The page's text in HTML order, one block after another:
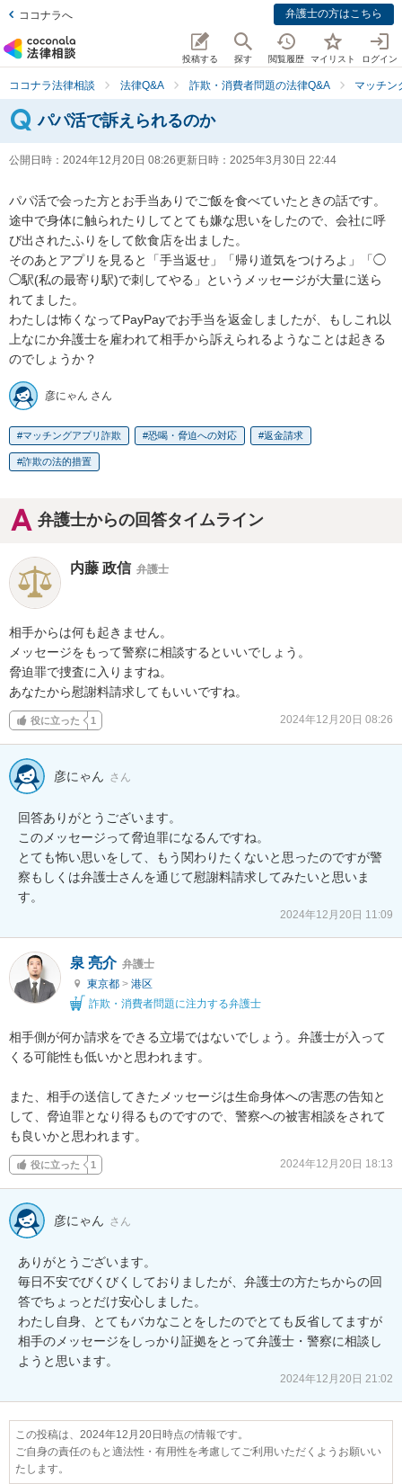
ココナラへ 弁護士の方はこちら
投稿する 探す 閲覧履歴 マイリスト ログイン
ココナラ法律相談 法律Q&A 詐欺・消費者問題の法律Q&A マッチン
パパ活で訴えられるのか
公開日時： 2024年12月20日 08:26更新日時： 2025年3月30日 22:44
パパ活で会った方とお手当ありでご飯を食べていたときの話です。
途中で身体に触られたりしてとても嫌な思いをしたので、会社に呼
び出されたふりをして飲食店を出ました。
そのあとアプリを見ると「手当返せ」「帰り道気をつけろよ」「◯
◯駅(私の最寄り駅)で刺してやる」というメッセージが大量に送ら
れてました。
わたしは怖くなってPayPayでお手当を返金しましたが、もしこれ以
上なにか弁護士を雇われて相手から訴えられるようなことは起きる
のでしょうか？
彦にゃん さん
マッチングアプリ詐欺 恐喝・脅迫への対応 返金請求
詐欺の法的措置
弁護士からの回答タイムライン
内藤 政信 弁護士
相手からは何も起きません。
メッセージをもって警察に相談するといいでしょう。
脅迫罪で捜査に入りますね。
あなたから慰謝料請求してもいいですね。
役に立った 1 2024年12月20日 08:26
彦にゃん さん
回答ありがとうございます。
このメッセージって脅迫罪になるんですね。
とても怖い思いをして、もう関わりたくないと思ったのですが警
察もしくは弁護士さんを通じて慰謝料請求してみたいと思いま
す。
2024年12月20日 11:09
泉 亮介 弁護士
東京都 > 港区
詐欺・消費者問題に注力する弁護士
相手側が何か請求をできる立場ではないでしょう。弁護士が入って
くる可能性も低いかと思われます。
また、相手の送信してきたメッセージは生命身体への害悪の告知と
して、脅迫罪となり得るものですので、警察への被害相談をされて
も良いかと思われます。
役に立った 1 2024年12月20日 18:13
彦にゃん さん
ありがとうございます。
毎日不安でびくびくしておりましたが、弁護士の方たちからの回
答でちょっとだけ安心しました。
わたし自身、とてもバカなことをしたのでとても反省してますが
相手のメッセージをしっかり証拠をとって弁護士・警察に相談し
ようと思います。
2024年12月20日 21:02
この投稿は、2024年12月20日時点の情報です。
ご自身の責任のもと適法性・有用性を考慮してご利用いただくようお願いい
たします。